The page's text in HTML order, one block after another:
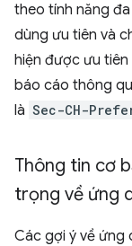
theo tính năng
dùng ưu tiên và
hiện được ưu tiên
báo cáo thông
là Sec-CH-
Thông tin cơ
trọng về ứng
Các gợi ý về